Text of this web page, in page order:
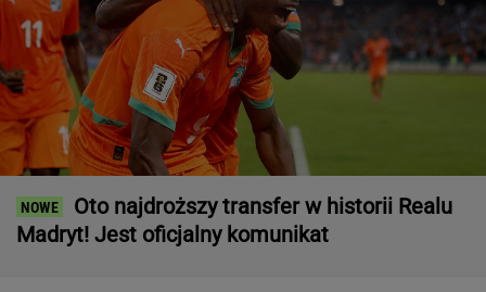
Oto najdroższy transfer w historii Realu
Madryt! Jest oficjalny komunikat